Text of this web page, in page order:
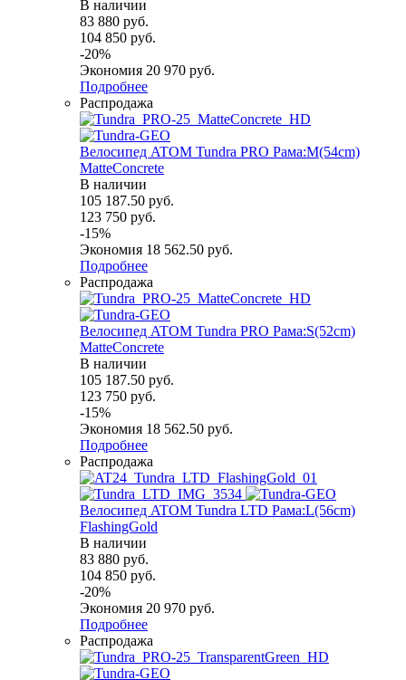
В наличии
83 880 руб.
104 850 руб.
-20%
Экономия 20 970 руб.
Подробнее
Распродажа
Велосипед ATOM Tundra PRO Рама:M(54cm)
MatteConcrete
В наличии
105 187.50 руб.
123 750 руб.
-15%
Экономия 18 562.50 руб.
Подробнее
Распродажа
Велосипед ATOM Tundra PRO Рама:S(52cm)
MatteConcrete
В наличии
105 187.50 руб.
123 750 руб.
-15%
Экономия 18 562.50 руб.
Подробнее
Распродажа
Велосипед ATOM Tundra LTD Рама:L(56cm)
FlashingGold
В наличии
83 880 руб.
104 850 руб.
-20%
Экономия 20 970 руб.
Подробнее
Распродажа